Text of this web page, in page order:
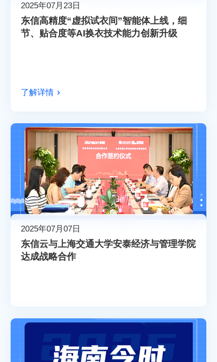
2025年07月23日
东信高精度“虚拟试衣间”智能体上线，细
节、贴合度等AI换衣技术能力创新升级
了解详情
2025年07月07日
东信云与上海交通大学安泰经济与管理学院
达成战略合作